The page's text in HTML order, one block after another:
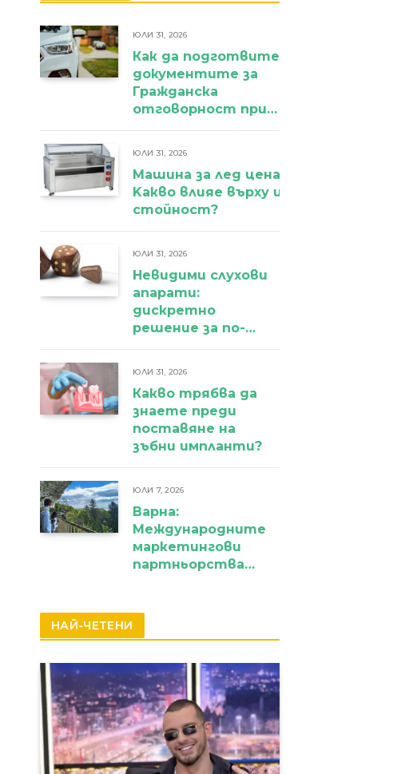
ЮЛИ 31, 2026
Как да подготвите
документите за
Гражданска
отговорност при
ЮЛИ 31, 2026
Машина за лед цена:
Kакво влияе върху избора и
стойност?
ЮЛИ 31, 2026
Невидими слухови
апарати:
дискретно
решение за по-
ЮЛИ 31, 2026
Какво трябва да
знаете преди
поставяне на
зъбни импланти?
ЮЛИ 7, 2026
Варна:
Международните
маркетингови
партньорства
НАЙ-ЧЕТЕНИ